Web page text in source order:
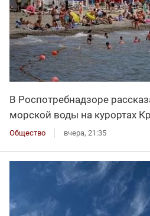
В Роспотребнадзоре
морской воды на курортах
Общество вчера, 21:35